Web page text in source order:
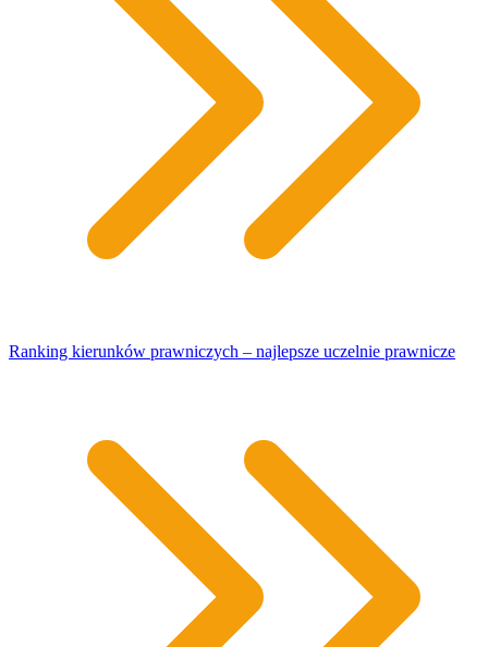
Ranking kierunków prawniczych – najlepsze uczelnie prawnicze